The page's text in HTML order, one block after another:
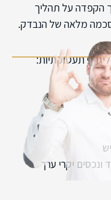
הקפדה על תהליך
מלאה של הנבדק.
תעסוקתיות:
ונכסים יקרי ערך